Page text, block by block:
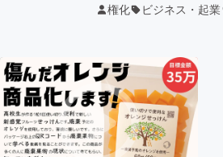
テクノロジー・ガジェット
映像・映画
権化 ビジネス・起業